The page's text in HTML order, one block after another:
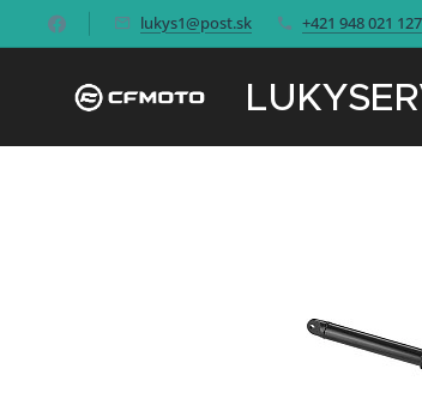
lukys1@post.sk +421 948 021 127